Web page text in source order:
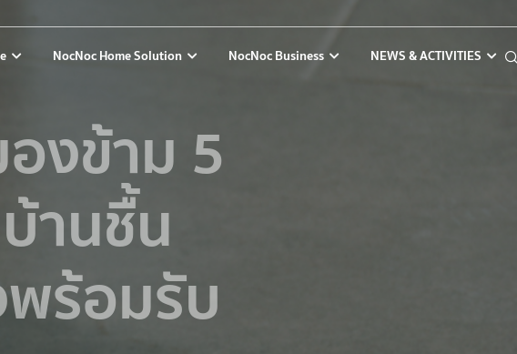
NocNoc Home Solution NocNoc Business NEWS & ACTIVITIES
งข้าม 5
านชื้น
ร้อมรับ